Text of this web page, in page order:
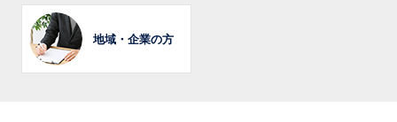
地域・企業の方